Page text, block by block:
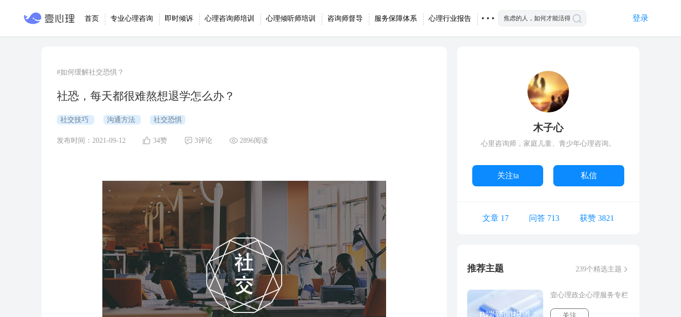
首页 专业心理咨询 即时倾诉 心理咨询师培训 心理倾听师培训 咨询师督导 服务保障体系 心理行业报告 登录
#如何缓解社交恐惧？
社恐，每天都很难熬想退学怎么办？
社交技巧 沟通方法 社交恐惧
发布时间：2021-09-12 34赞 3评论 2896阅读
木子心
心里咨询师，家庭儿童、青少年心理咨询。
关注ta 私信
文章 17 问答 713 获赞 3821
推荐主题 239个精选主题
B端新闻报道
壹心理政企心理服务专栏
关注